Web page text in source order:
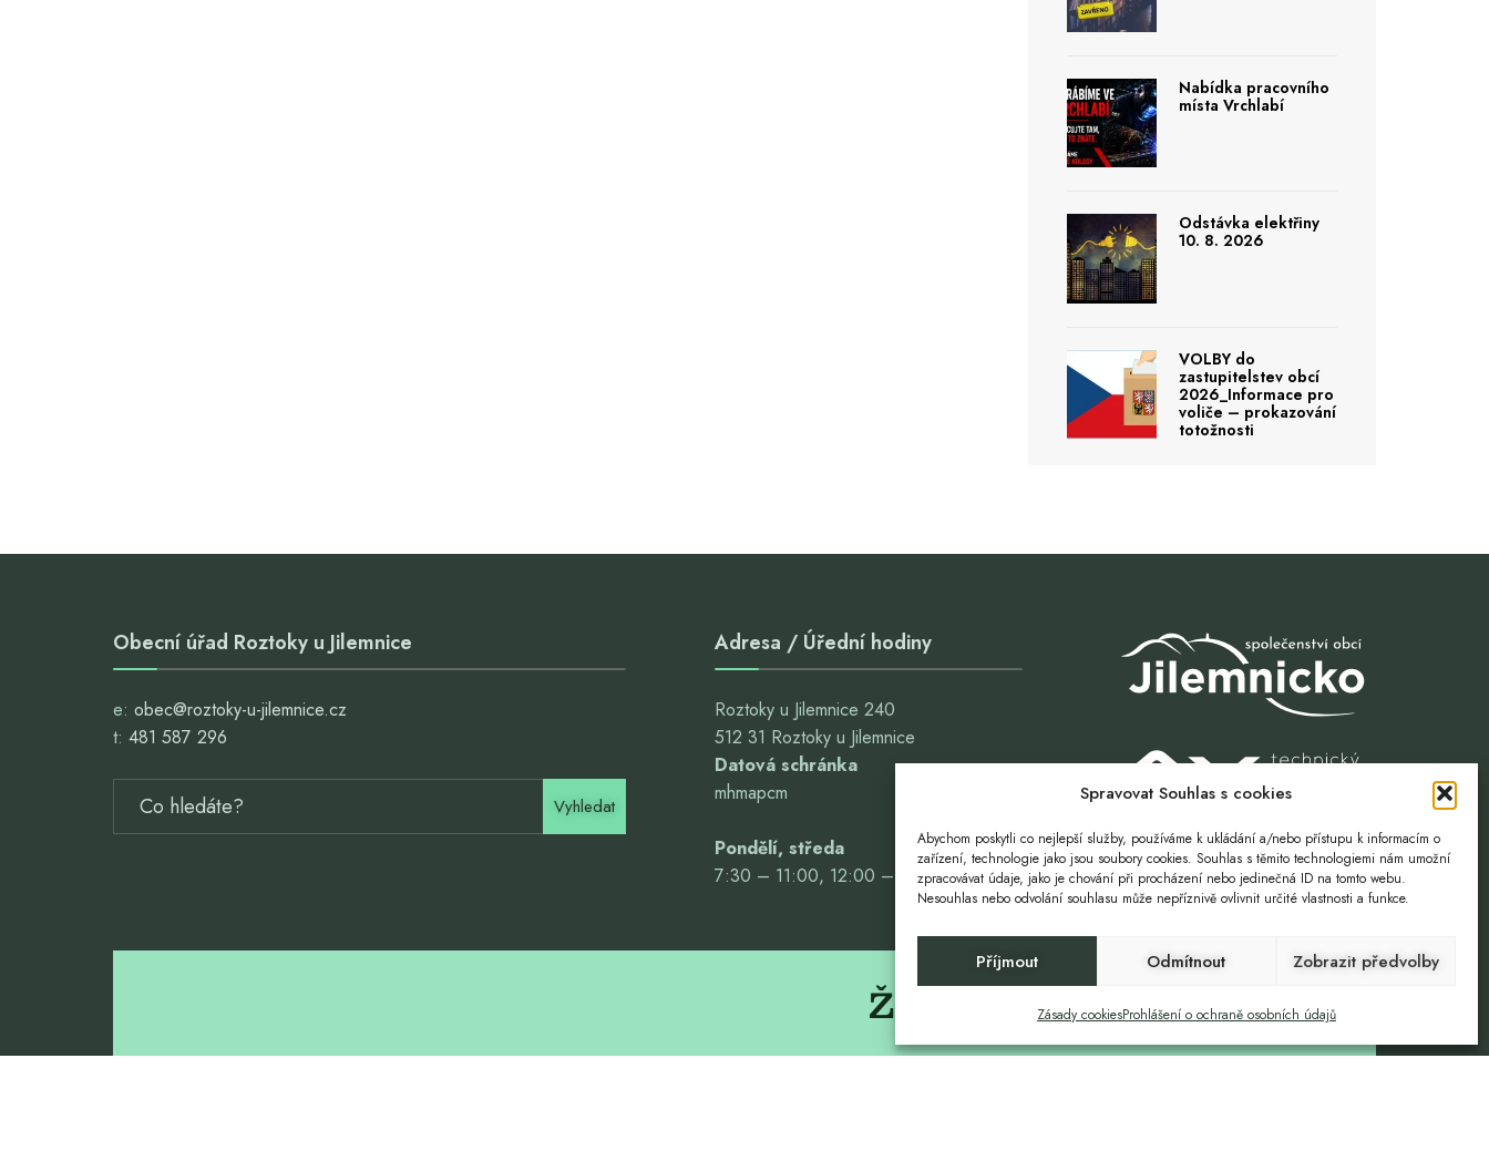
Spravovat Souhlas s cookies
Abychom poskytli co nejlepší služby, používáme k ukládání a/nebo přístupu k informacím o
zařízení, technologie jako jsou soubory cookies. Souhlas s těmito technologiemi nám umožní
zpracovávat údaje, jako je chování při procházení nebo jedinečná ID na tomto webu.
Nesouhlas nebo odvolání souhlasu může nepříznivě ovlivnit určité vlastnosti a funkce.
Příjmout Odmítnout Zobrazit předvolby
Zásady cookiesProhlášení o ochraně osobních údajů
Nabídka pracovního
místa Vrchlabí
Odstávka elektřiny
10. 8. 2026
VOLBY do
zastupitelstev obcí
2026_Informace pro
voliče – prokazování
totožnosti
Obecní úřad Roztoky u Jilemnice
e: obec@roztoky-u-jilemnice.cz
t: 481 587 296
Vyhledat
Adresa / Úřední hodiny
Roztoky u Jilemnice 240
512 31 Roztoky u Jilemnice
Datová schránka
mhmapcm
Pondělí, středa
7:30 – 11:00, 12:00 – 16:00
Život. Volnost. Příležitost.